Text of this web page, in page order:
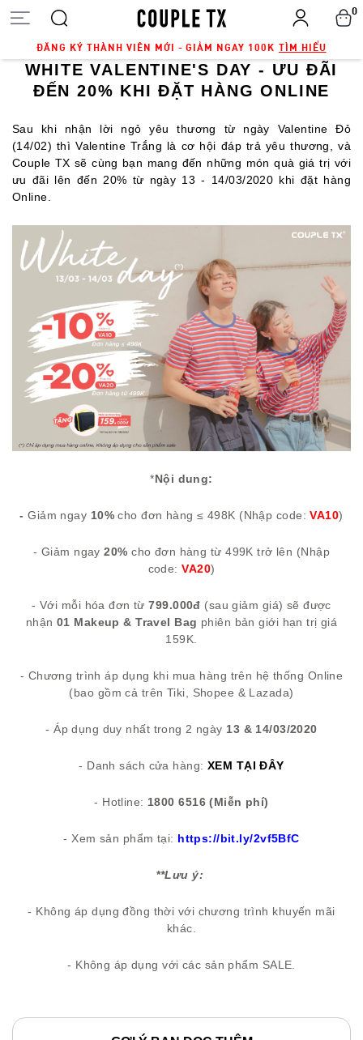
ĐĂNG KÝ THÀNH VIÊN MỚI - GIẢM NGAY 100K TÌM HIỂU
0
WHITE VALENTINE'S DAY - ƯU ĐÃI
ĐẾN 20% KHI ĐẶT HÀNG ONLINE
Sau khi nhận lời ngỏ yêu thương từ ngày Valentine Đỏ
(14/02) thì Valentine Trắng là cơ hội đáp trả yêu thương, và
Couple TX sẽ cùng bạn mang đến những món quà giá trị với
ưu đãi lên đến 20% từ ngày 13 - 14/03/2020 khi đặt hàng
Online.
*Nội dung:
-Giảm ngay 10%cho đơn hàng ≤ 498K (Nhập code:VA10)
- Giảm ngay20% cho đơn hàng từ 499K trở lên (Nhập
code:VA20)
- Với mỗi hóa đơn từ799.000đ (sau giảm giá) sẽ được
nhận 01 Makeup & Travel Bag phiên bản giới hạn trị giá
159K.
- Chương trình áp dụng khi mua hàng trên hệ thống Online
(bao gồm cả trên Tiki, Shopee & Lazada)
- Áp dụng duy nhất trong 2 ngày 13 & 14/03/2020
- Danh sách cửa hàng: XEM TẠI ĐÂY
- Hotline: 1800 6516 (Miễn phí)
- Xem sản phẩm tại: https://bit.ly/2vf5BfC
**Lưu ý:
- Không áp dụng đồng thời với chương trình khuyến mãi
khác.
- Không áp dụng với các sản phẩm SALE.